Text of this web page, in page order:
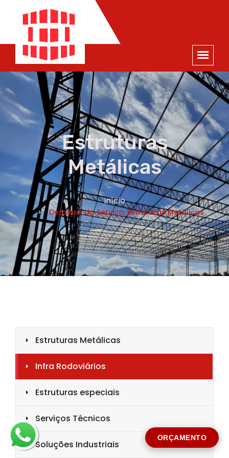
ORÇAMENTO
×
ORÇAMENTO
NOME *
E-MAIL *
TELEFONE *
CIDADE *
MENSAGEM *
Solicitar Orçamento